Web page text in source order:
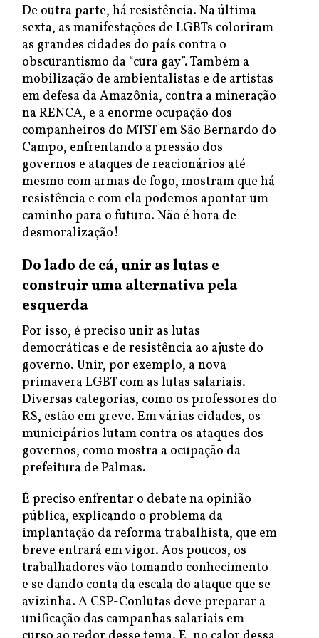
De outra parte, há resistência. Na última
sexta, as manifestações de LGBTs coloriram
as grandes cidades do país contra o
obscurantismo da “cura gay”. Também a
mobilização de ambientalistas e de artistas
em defesa da Amazônia, contra a mineração
na RENCA, e a enorme ocupação dos
companheiros do MTST em São Bernardo do
Campo, enfrentando a pressão dos
governos e ataques de reacionários até
mesmo com armas de fogo, mostram que há
resistência e com ela podemos apontar um
caminho para o futuro. Não é hora de
desmoralização!
Do lado de cá, unir as lutas e
construir uma alternativa pela
esquerda
Por isso, é preciso unir as lutas
democráticas e de resistência ao ajuste do
governo. Unir, por exemplo, a nova
primavera LGBT com as lutas salariais.
Diversas categorias, como os professores do
RS, estão em greve. Em várias cidades, os
municipários lutam contra os ataques dos
governos, como mostra a ocupação da
prefeitura de Palmas.
É preciso enfrentar o debate na opinião
pública, explicando o problema da
implantação da reforma trabalhista, que em
breve entrará em vigor. Aos poucos, os
trabalhadores vão tomando conhecimento
e se dando conta da escala do ataque que se
avizinha. A CSP-Conlutas deve preparar a
unificação das campanhas salariais em